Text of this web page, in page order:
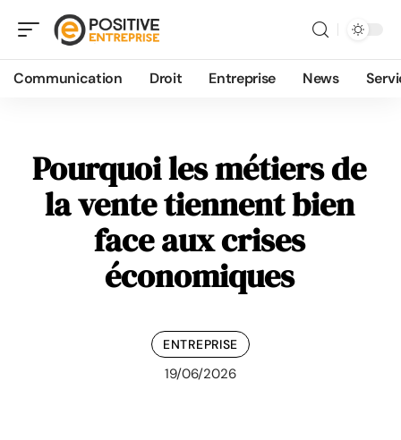
Communication Droit Entreprise News
Pourquoi les métiers de
la vente tiennent bien
face aux crises
économiques
ENTREPRISE
19/06/2026